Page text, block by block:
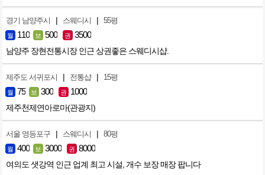
경기 남양주시 | 스웨디시 | 55평
월 110 보 500 권 3500
남양주 장현전통시장 인근 상권좋은 스웨디시샵.
제주도 서귀포시 | 전통샵 | 15평
월 75 보 300 권 1000
제주천제연아로마(관광지)
서울 영등포구 | 스웨디시 | 80평
월 400 보 3000 권 8000
여의도 샛강역 인근 업계 최고 시설, 개수 보장 매장 팝니다